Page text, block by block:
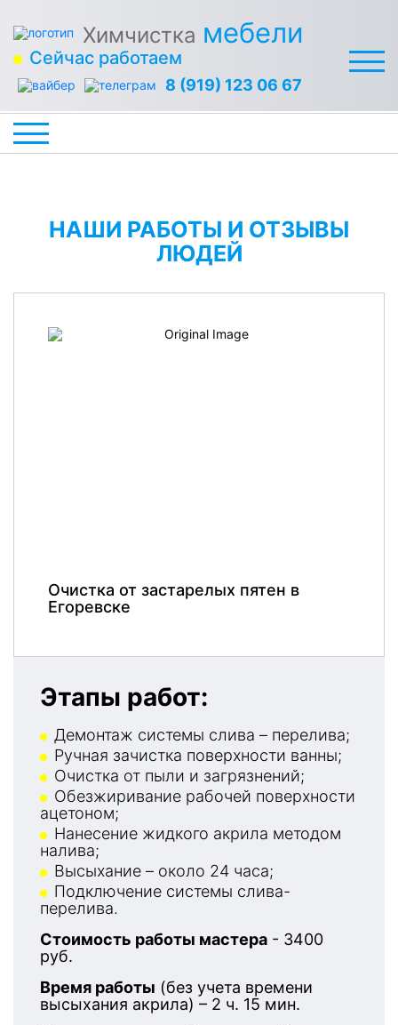
Химчистка мебели
Сейчас работаем
8 (919) 123 06 67
НАШИ РАБОТЫ И ОТЗЫВЫ
ЛЮДЕЙ
Очистка от застарелых пятен в
Егоревске
Этапы работ:
Демонтаж системы слива – перелива;
Ручная зачистка поверхности ванны;
Очистка от пыли и загрязнений;
Обезжиривание рабочей поверхности
ацетоном;
Нанесение жидкого акрила методом
налива;
Высыхание – около 24 часа;
Подключение системы слива-
перелива.
Стоимость работы мастера - 3400
руб.
Время работы (без учета времени
высыхания акрила) – 2 ч. 15 мин.